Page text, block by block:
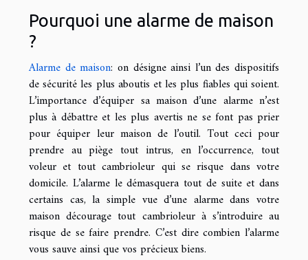
Pourquoi une alarme de maison
?
Alarme de maison: on désigne ainsi l’un des dispositifs
de sécurité les plus aboutis et les plus fiables qui soient.
L’importance d’équiper sa maison d’une alarme n’est
plus à débattre et les plus avertis ne se font pas prier
pour équiper leur maison de l’outil. Tout ceci pour
prendre au piège tout intrus, en l’occurrence, tout
voleur et tout cambrioleur qui se risque dans votre
domicile. L’alarme le démasquera tout de suite et dans
certains cas, la simple vue d’une alarme dans votre
maison décourage tout cambrioleur à s’introduire au
risque de se faire prendre. C’est dire combien l’alarme
vous sauve ainsi que vos précieux biens.